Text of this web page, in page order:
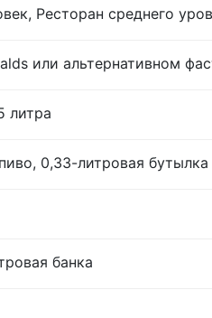
Ресторан среднего
или альтернативном
литра
0,33-литровая бутылка
банка